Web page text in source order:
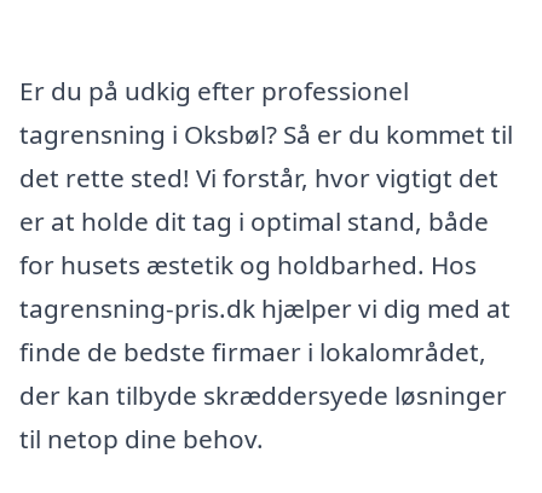
Er du på udkig efter professionel
tagrensning i Oksbøl? Så er du kommet til
det rette sted! Vi forstår, hvor vigtigt det
er at holde dit tag i optimal stand, både
for husets æstetik og holdbarhed. Hos
tagrensning-pris.dk hjælper vi dig med at
finde de bedste firmaer i lokalområdet,
der kan tilbyde skræddersyede løsninger
til netop dine behov.